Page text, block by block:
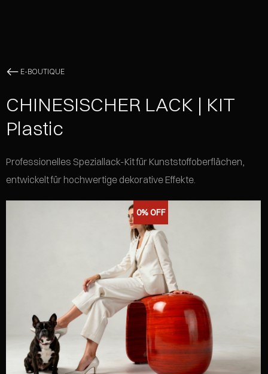
E-BOUTIQUE
0%OFF
CHINESISCHER LACK | KIT
Plastic
Professionelles Speziallack-Kit für Kunststoffoberflächen,
entwickelt für hochwertige dekorative Effekte.